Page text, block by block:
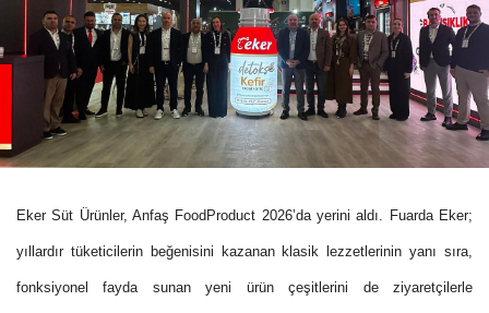
Eker Süt Ürünler, Anfaş FoodProduct 2026’da yerini aldı. Fuarda Eker;
yıllardır tüketicilerin beğenisini kazanan klasik lezzetlerinin yanı sıra,
fonksiyonel fayda sunan yeni ürün çeşitlerini de ziyaretçilerle